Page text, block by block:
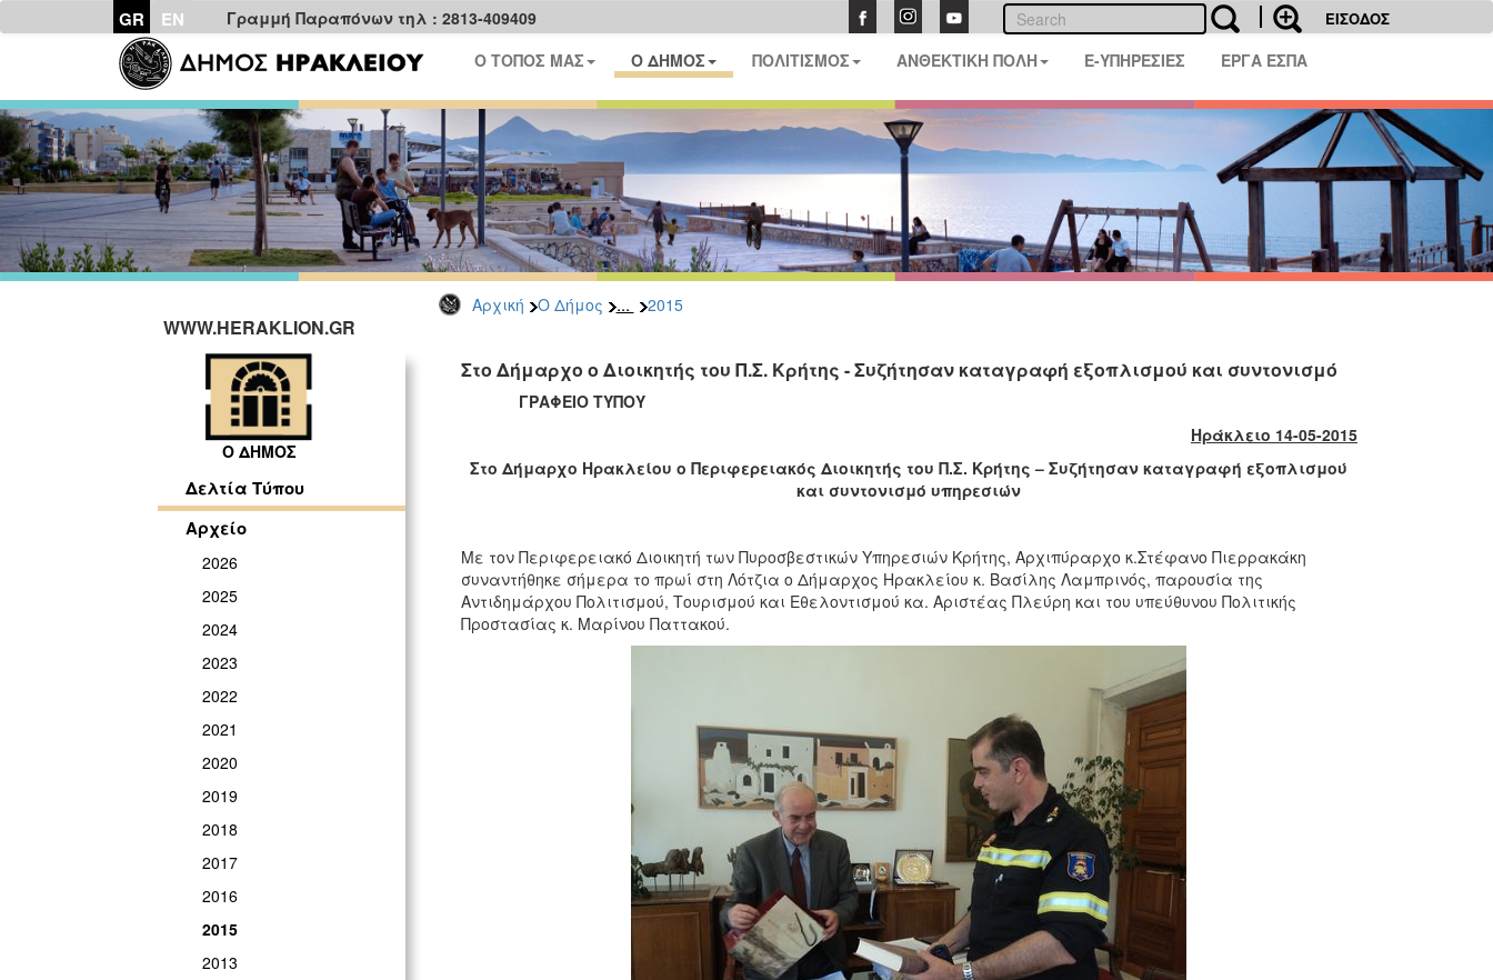
GR EN Γραμμή Παραπόνων τηλ : 2813-409409 ΕΙΣΟΔΟΣ
Ο ΤΟΠΟΣ ΜΑΣ Ο ΔΗΜΟΣ ΠΟΛΙΤΙΣΜΟΣ ΑΝΘΕΚΤΙΚΗ ΠΟΛΗ E-ΥΠΗΡΕΣΙΕΣ ΕΡΓΑ ΕΣΠΑ
Αρχική Ο Δήμος ... 2015
WWW.HERAKLION.GR
Ο ΔΗΜΟΣ
Δελτία Τύπου
Αρχείο
2026
2025
2024
2023
2022
2021
2020
2019
2018
2017
2016
2015
2013
Στο Δήμαρχο ο Διοικητής του Π.Σ. Κρήτης - Συζήτησαν καταγραφή εξοπλισμού και συντονισμό
ΓΡΑΦΕΙΟ ΤΥΠΟΥ
Ηράκλειο 14-05-2015
Στο Δήμαρχο Ηρακλείου ο Περιφερειακός Διοικητής του Π.Σ. Κρήτης – Συζήτησαν καταγραφή εξοπλισμού
και συντονισμό υπηρεσιών
Με τον Περιφερειακό Διοικητή των Πυροσβεστικών Υπηρεσιών Κρήτης, Αρχιπύραρχο κ.Στέφανο Πιερρακάκη
συναντήθηκε σήμερα το πρωί στη Λότζια ο Δήμαρχος Ηρακλείου κ. Βασίλης Λαμπρινός, παρουσία της
Αντιδημάρχου Πολιτισμού, Τουρισμού και Εθελοντισμού κα. Αριστέας Πλεύρη και του υπεύθυνου Πολιτικής
Προστασίας κ. Μαρίνου Παττακού.